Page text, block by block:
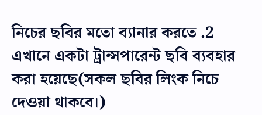
2. নিচের ছবির মতো ব্যানার করতে
এখানে একটা ট্রান্সপারেন্ট ছবি ব্যবহার
করা হয়েছে(সকল ছবির লিংক নিচে
দেওয়া থাকবে।)